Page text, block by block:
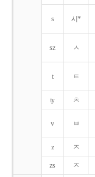
s 시*
sz ㅅ
t ㅌ
ty ㅊ
v ㅂ
z ㅈ
zs ㅈ